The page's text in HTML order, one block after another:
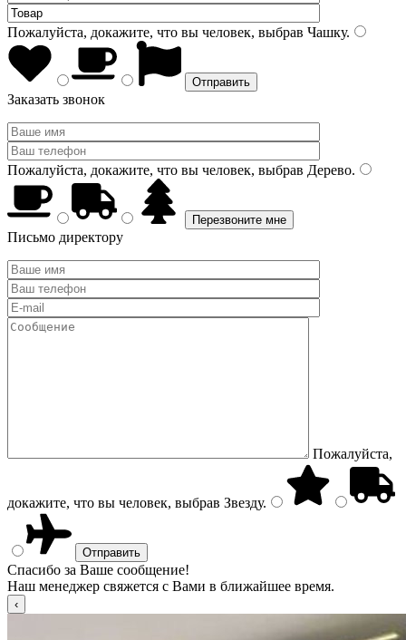
Пожалуйста, докажите, что вы человек, выбрав Чашку.
Заказать звонок
Пожалуйста, докажите, что вы человек, выбрав Дерево.
Письмо директору
Пожалуйста,
докажите, что вы человек, выбрав Звезду.
Спасибо за Ваше сообщение!
Наш менеджер свяжется с Вами в ближайшее время.